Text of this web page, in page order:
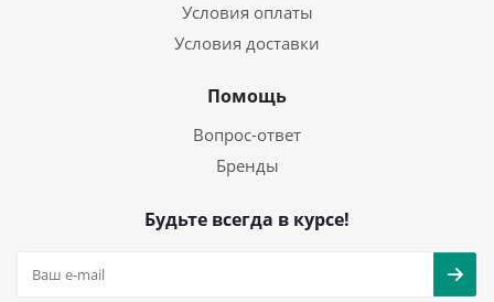
Условия оплаты
Условия доставки
Помощь
Вопрос-ответ
Бренды
Будьте всегда в курсе!